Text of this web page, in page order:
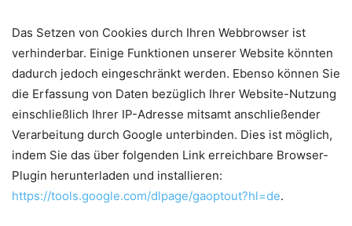
Das Setzen von Cookies durch Ihren Webbrowser ist
verhinderbar. Einige Funktionen unserer Website könnten
dadurch jedoch eingeschränkt werden. Ebenso können Sie
die Erfassung von Daten bezüglich Ihrer Website-Nutzung
einschließlich Ihrer IP-Adresse mitsamt anschließender
Verarbeitung durch Google unterbinden. Dies ist möglich,
indem Sie das über folgenden Link erreichbare Browser-
Plugin herunterladen und installieren:
https://tools.google.com/dlpage/gaoptout?hl=de.